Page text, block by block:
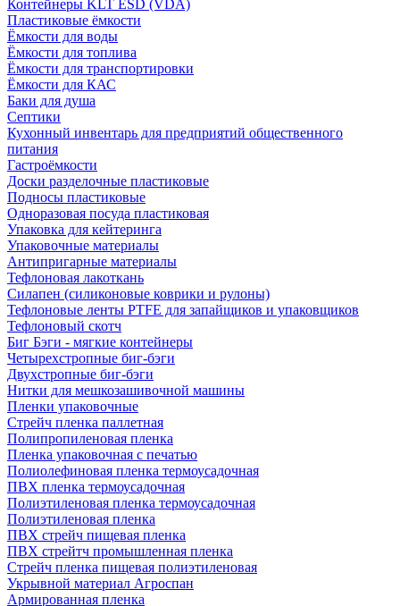
Контейнеры KLT ESD (VDA)
Пластиковые ёмкости
Ёмкости для воды
Ёмкости для топлива
Ёмкости для транспортировки
Ёмкости для КАС
Баки для душа
Септики
Кухонный инвентарь для предприятий общественного
питания
Гастроёмкости
Доски разделочные пластиковые
Подносы пластиковые
Одноразовая посуда пластиковая
Упаковка для кейтеринга
Упаковочные материалы
Антипригарные материалы
Тефлоновая лакоткань
Силапен (силиконовые коврики и рулоны)
Тефлоновые ленты PTFE для запайщиков и упаковщиков
Тефлоновый скотч
Биг Бэги - мягкие контейнеры
Четырехстропные биг-бэги
Двухстропные биг-бэги
Нитки для мешкозашивочной машины
Пленки упаковочные
Стрейч пленка паллетная
Полипропиленовая пленка
Пленка упаковочная с печатью
Полиолефиновая пленка термоусадочная
ПВХ пленка термоусадочная
Полиэтиленовая пленка термоусадочная
Полиэтиленовая пленка
ПВХ стрейч пищевая пленка
ПВХ стрейтч промышленная пленка
Стрейч пленка пищевая полиэтиленовая
Укрывной материал Агроспан
Армированная пленка